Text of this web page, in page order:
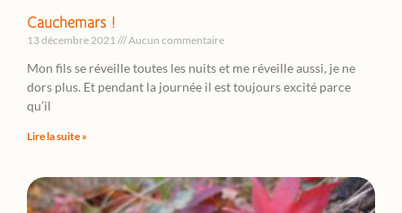
Cauchemars !
13 décembre 2021 Aucun commentaire
Mon fils se réveille toutes les nuits et me réveille aussi, je ne
dors plus. Et pendant la journée il est toujours excité parce
qu’il
Lire la suite »